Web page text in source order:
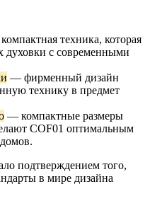
техника, которая
духовки с современными
— фирменный дизайн
технику в предмет
— компактные размеры
COF01 оптимальным
подтверждением того,
в мире дизайна